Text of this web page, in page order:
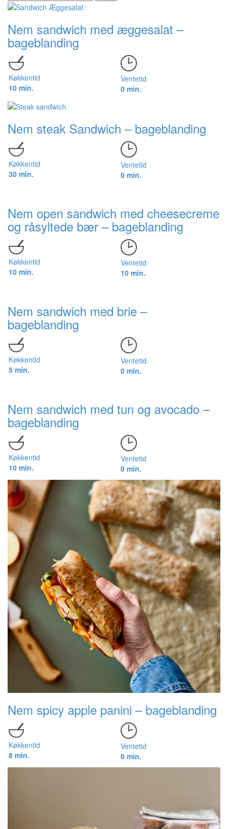
Nem sandwich med æggesalat –
bageblanding
Køkkentid
10 min.
Ventetid
0 min.
Nem steak Sandwich – bageblanding
Køkkentid
30 min.
Ventetid
0 min.
Nem open sandwich med cheesecreme
og råsyltede bær – bageblanding
Køkkentid
10 min.
Ventetid
10 min.
Nem sandwich med brie –
bageblanding
Køkkentid
5 min.
Ventetid
0 min.
Nem sandwich med tun og avocado –
bageblanding
Køkkentid
10 min.
Ventetid
0 min.
Nem spicy apple panini – bageblanding
Køkkentid
8 min.
Ventetid
0 min.